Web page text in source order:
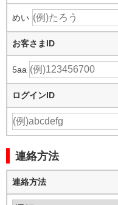
めい
お客さまID
5aa
ログインID
連絡方法
連絡方法